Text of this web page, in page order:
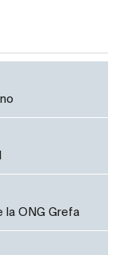
la ONG Grefa